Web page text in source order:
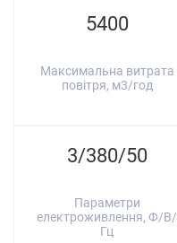
5400
Максимальна витрата
повітря, м3/год
3/380/50
Параметри
електроживлення, Ф/В/
Гц